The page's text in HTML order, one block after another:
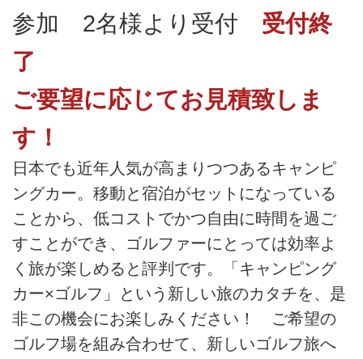
参加 2名様より受付 受付終
了
ご要望に応じてお見積致しま
す！
日本でも近年人気が高まりつつあるキャンピ
ングカー。移動と宿泊がセットになっている
ことから、低コストでかつ自由に時間を過ご
すことができ、ゴルファーにとっては効率よ
く旅が楽しめると評判です。「キャンピング
カー×ゴルフ」という新しい旅のカタチを、是
非この機会にお楽しみください！ ご希望の
ゴルフ場を組み合わせて、新しいゴルフ旅へ